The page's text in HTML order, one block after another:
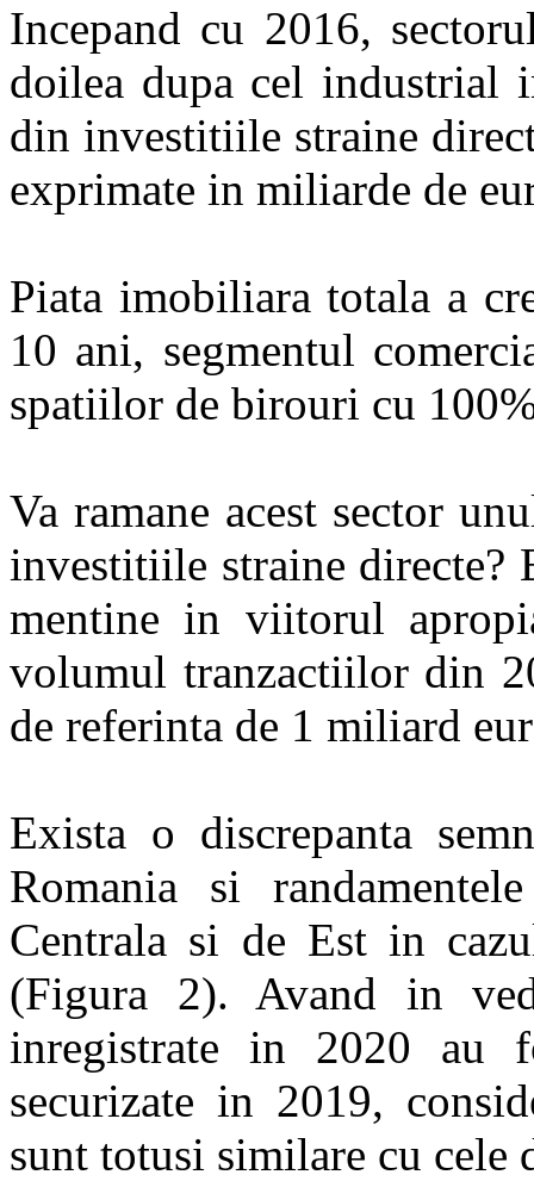
Incepand cu 2016,
doilea dupa cel industrial
din investitiile straine
exprimate in miliarde de
Piata imobiliara totala a
10 ani, segmentul
spatiilor de birouri cu
Va ramane acest sector
investitiile straine directe?
mentine in viitorul
volumul tranzactiilor din
de referinta de 1 miliard
Exista o discrepanta
Romania si
Centrala si de Est in
(Figura 2). Avand in
inregistrate in 2020 au
securizate in 2019,
sunt totusi similare cu cele